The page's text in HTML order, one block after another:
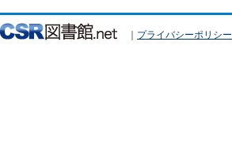
｜ プライバシーポリシー